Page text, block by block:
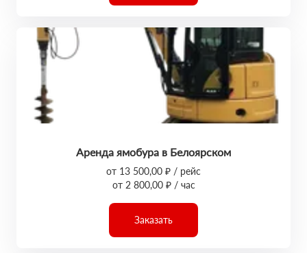
Аренда ямобура в Белоярском
от 13 500,00 ₽ / рейс
от 2 800,00 ₽ / час
Заказать